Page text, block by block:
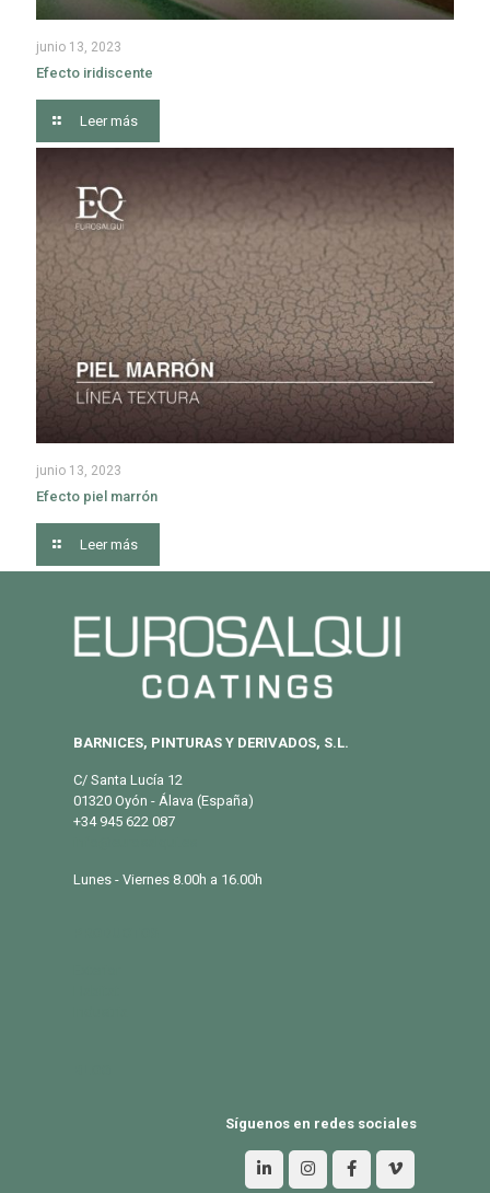
junio 13, 2023
Efecto iridiscente
Leer más
junio 13, 2023
Efecto piel marrón
Leer más
BARNICES, PINTURAS Y DERIVADOS, S.L.
C/ Santa Lucía 12
01320 Oyón - Álava (España)
+34 945 622 087
Lunes - Viernes 8.00h a 16.00h
Síguenos en redes sociales